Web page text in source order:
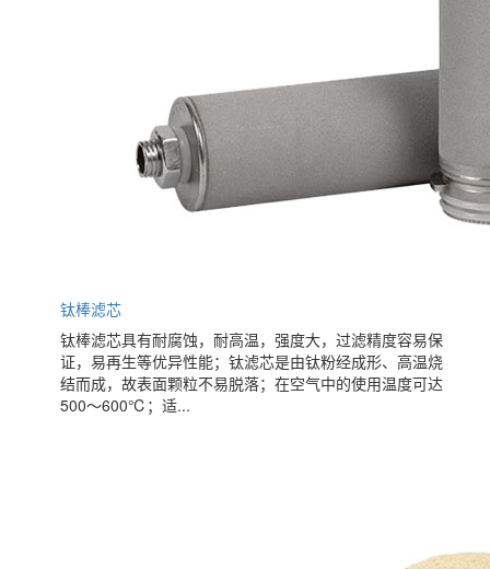
钛棒滤芯
钛棒滤芯具有耐腐蚀，耐高温，强度大，过滤精度容易保
证，易再生等优异性能；钛滤芯是由钛粉经成形、高温烧
结而成，故表面颗粒不易脱落；在空气中的使用温度可达
500～600℃；适...